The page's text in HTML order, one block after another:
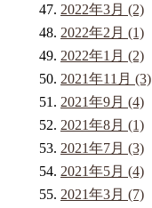
2022年3月 (2)
2022年2月 (1)
2022年1月 (2)
2021年11月 (3)
2021年9月 (4)
2021年8月 (1)
2021年7月 (3)
2021年5月 (4)
2021年3月 (7)